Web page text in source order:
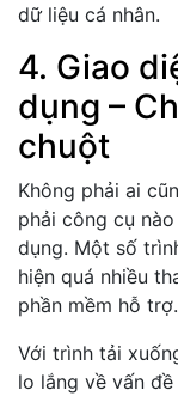
dữ liệu cá nhân.
4. Giao
dụng –
chuột
Không phải ai
phải công cụ
dụng. Một số
hiện quá nhiều
phần mềm hỗ trợ.
Với trình tải
lo lắng về vấn